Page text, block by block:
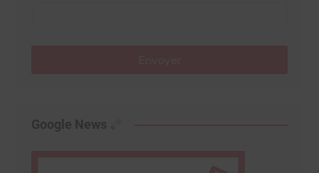
Google News